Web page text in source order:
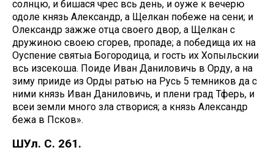
солнцю, и бишася чрес всь день, и оуже к вечерю
одоле князь Александр, а Щелкан побеже на сени; и
Олександр зажже отца своего двор, а Щелкан с
дружиною своею сгорев, пропаде; а победища их на
Оуспение святыа Богородица, и гость их Хопыльскии
всь изсекоша. Поиде Иван Даниловичь в Орду, а на
зиму прииде из Орды ратью на Русь 5 темников да с
ними князь Иван Даниловичь, и плени град Тферь, и
всеи земли много зла створися; а князь Александр
бежа в Псков».
ШУл. С. 261.